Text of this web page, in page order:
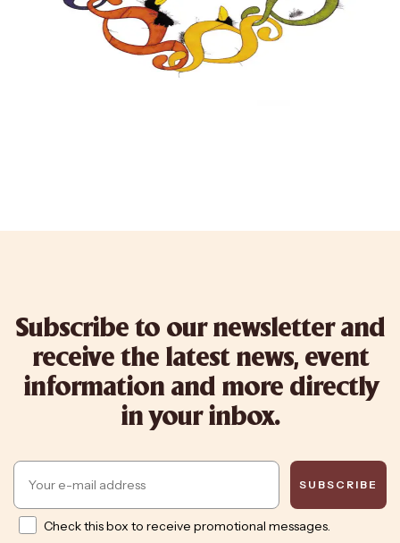
Subscribe to our newsletter and
receive the latest news, event
information and more directly
in your inbox.
Email
SUBSCRIBE
Opt inCheck this box to receive promotional messages.